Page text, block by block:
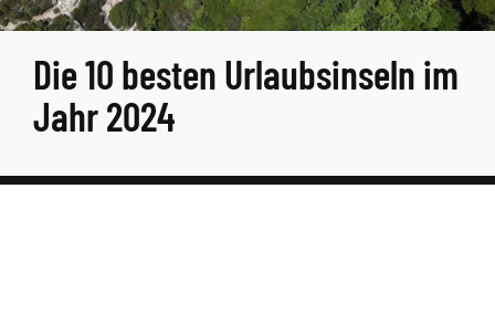
Die 10 besten Urlaubsinseln im
Jahr 2024